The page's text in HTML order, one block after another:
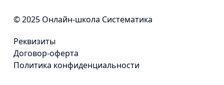
© 2025 Онлайн-школа Систематика
Реквизиты
Договор-оферта
Политика конфиденциальности